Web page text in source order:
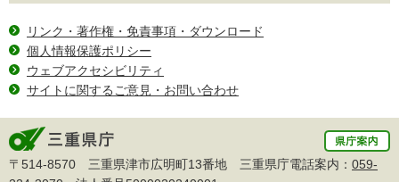
リンク・著作権・免責事項・ダウンロード
個人情報保護ポリシー
ウェブアクセシビリティ
サイトに関するご意見・お問い合わせ
〒514-8570 三重県津市広明町13番地 三重県庁電話案内： 059-